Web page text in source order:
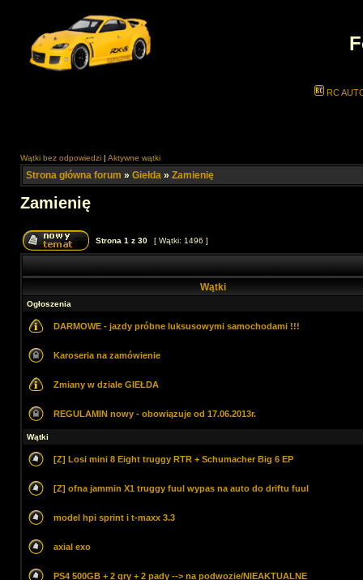
RC
Wątki bez odpowiedzi | Aktywne wątki
Strona główna forum » Giełda » Zamienię
Zamienię
Strona 1 z 30 [ Wątki: 1496 ]
Wątki
Ogłoszenia
DARMOWE - jazdy próbne luksusowymi samochodami !!!
Karoseria na zamówienie
Zmiany w dziale GIEŁDA
REGULAMIN nowy - obowiązuje od 17.06.2013r.
Wątki
[Z] Losi mini 8 Eight truggy RTR + Schumacher Big 6 EP
[Z] ofna jammin X1 truggy fuul wypas na auto do driftu fuul
model hpi sprint i t-maxx 3.3
axial exo
PS4 500GB + 2 gry + 2 pady --> na podwozie/NIEAKTUALNE